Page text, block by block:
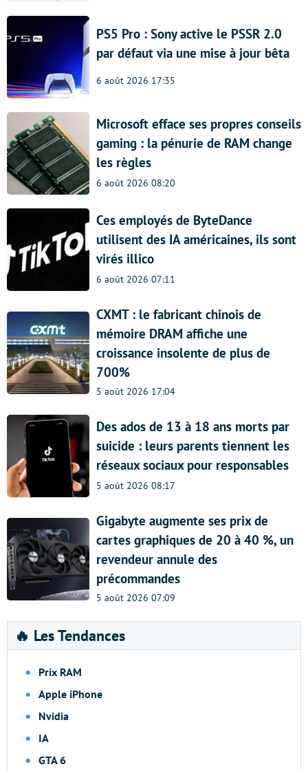
PS5 Pro : Sony active le PSSR 2.0
par défaut via une mise à jour bêta
6 août 2026 17:35
Microsoft efface ses propres conseils
gaming : la pénurie de RAM change
les règles
6 août 2026 08:20
Ces employés de ByteDance
utilisent des IA américaines, ils sont
virés illico
6 août 2026 07:11
CXMT : le fabricant chinois de
mémoire DRAM affiche une
croissance insolente de plus de
700%
5 août 2026 17:04
Des ados de 13 à 18 ans morts par
suicide : leurs parents tiennent les
réseaux sociaux pour responsables
5 août 2026 08:17
Gigabyte augmente ses prix de
cartes graphiques de 20 à 40 %, un
revendeur annule des
précommandes
5 août 2026 07:09
🔥 Les Tendances
Prix RAM
Apple iPhone
Nvidia
IA
GTA 6